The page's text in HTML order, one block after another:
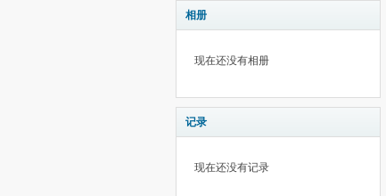
相册
现在还没有相册
记录
现在还没有记录